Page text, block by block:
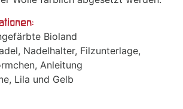
Bioland
Nadelhalter, Filzunterlage,
Anleitung
Lila und Gelb